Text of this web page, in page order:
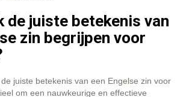
de juiste betekenis van
zin begrijpen voor
juiste betekenis van een Engelse zin voor
om een nauwkeurige en effectieve